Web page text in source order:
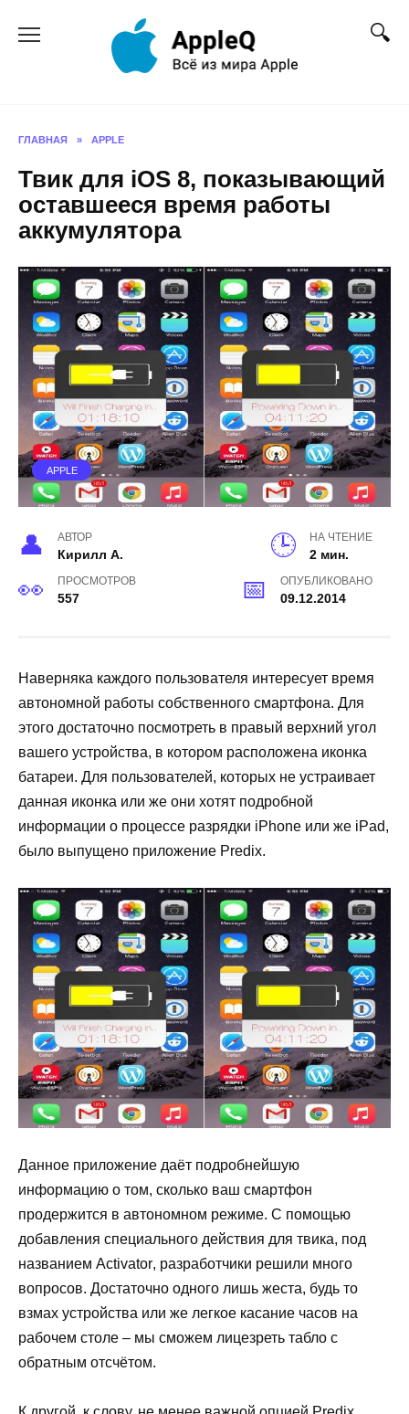
ГЛАВНАЯ » APPLE
Твик для iOS 8, показывающий
оставшееся время работы
аккумулятора
APPLE
АВТОР
Кирилл А.
НА ЧТЕНИЕ
2 мин.
ПРОСМОТРОВ
557
ОПУБЛИКОВАНО
09.12.2014
Наверняка каждого пользователя интересует время
автономной работы собственного смартфона. Для
этого достаточно посмотреть в правый верхний угол
вашего устройства, в котором расположена иконка
батареи. Для пользователей, которых не устраивает
данная иконка или же они хотят подробной
информации о процессе разрядки iPhone или же iPad,
было выпущено приложение Predix.
Данное приложение даёт подробнейшую
информацию о том, сколько ваш смартфон
продержится в автономном режиме. С помощью
добавления специального действия для твика, под
названием Activator, разработчики решили много
вопросов. Достаточно одного лишь жеста, будь то
взмах устройства или же легкое касание часов на
рабочем столе – мы сможем лицезреть табло с
обратным отсчётом.